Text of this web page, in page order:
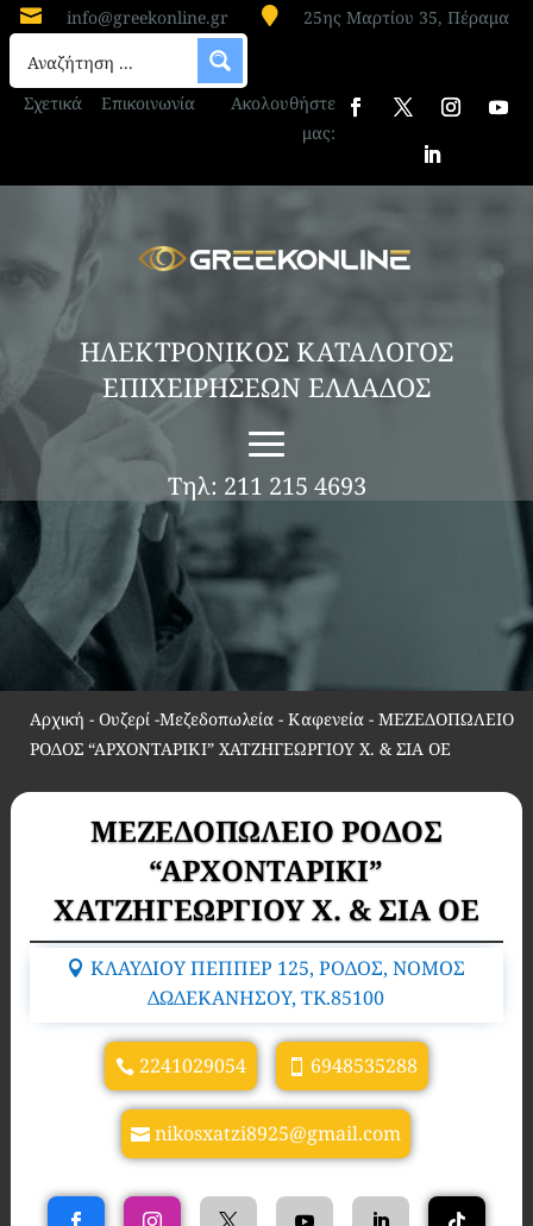
 info@greekonline.gr  25ης Μαρτίου 35, Πέραμα
Σχετικά Επικοινωνία
Ακολουθήστε
μας:
ΗΛΕΚΤΡΟΝΙΚΟΣ ΚΑΤΑΛΟΓΟΣ
ΕΠΙΧΕΙΡΗΣΕΩΝ ΕΛΛΑΔΟΣ
Τηλ: 211 215 4693
Αρχική - Ουζερί -Μεζεδοπωλεία - Καφενεία- ΜΕΖΕΔΟΠΩΛΕΙΟ
ΡΟΔΟΣ “ΑΡΧΟΝΤΑΡΙΚΙ” ΧΑΤΖΗΓΕΩΡΓΙΟΥ Χ. & ΣΙΑ ΟΕ
ΜΕΖΕΔΟΠΩΛΕΙΟ ΡΟΔΟΣ
“ΑΡΧΟΝΤΑΡΙΚΙ”
ΧΑΤΖΗΓΕΩΡΓΙΟΥ Χ. & ΣΙΑ ΟΕ
ΚΛΑΥΔΙΟΥ ΠΕΠΠΕΡ 125, ΡΟΔΟΣ, ΝΟΜΟΣ
ΔΩΔΕΚΑΝΗΣΟΥ, TK.85100
2241029054 6948535288
nikosxatzi8925@gmail.com